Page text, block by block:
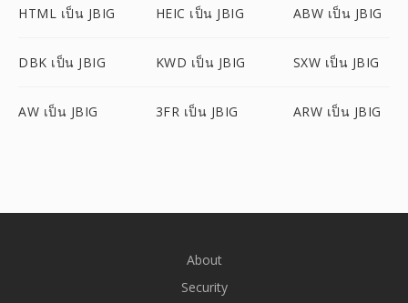
HTML เป็น JBIG HEIC เป็น JBIG ABW เป็น JBIG
DBK เป็น JBIG KWD เป็น JBIG SXW เป็น JBIG
AW เป็น JBIG 3FR เป็น JBIG ARW เป็น JBIG
About
Security